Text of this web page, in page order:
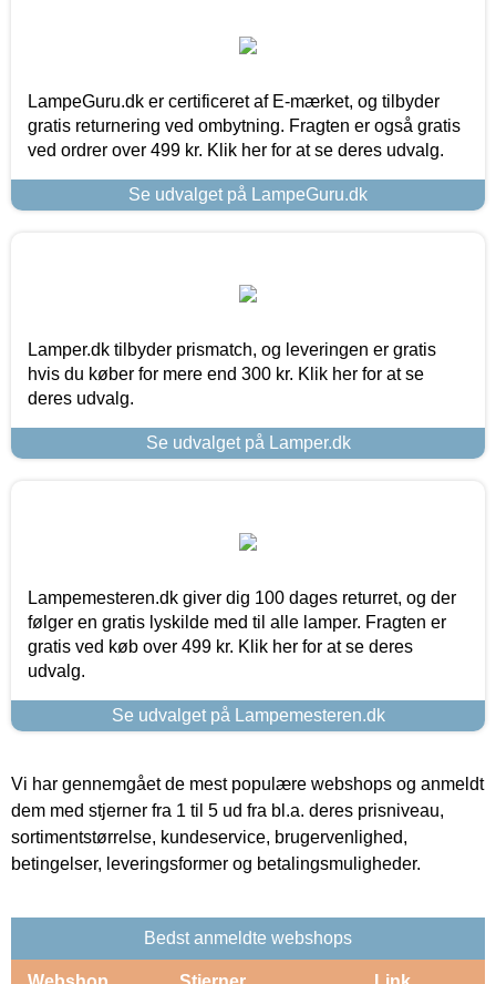
LampeGuru.dk er certificeret af E-mærket, og tilbyder
gratis returnering ved ombytning. Fragten er også gratis
ved ordrer over 499 kr. Klik her for at se deres udvalg.
Se udvalget på LampeGuru.dk
Lamper.dk tilbyder prismatch, og leveringen er gratis
hvis du køber for mere end 300 kr. Klik her for at se
deres udvalg.
Se udvalget på Lamper.dk
Lampemesteren.dk giver dig 100 dages returret, og der
følger en gratis lyskilde med til alle lamper. Fragten er
gratis ved køb over 499 kr. Klik her for at se deres
udvalg.
Se udvalget på Lampemesteren.dk
Vi har gennemgået de mest populære webshops og anmeldt
dem med stjerner fra 1 til 5 ud fra bl.a. deres prisniveau,
sortimentstørrelse, kundeservice, brugervenlighed,
betingelser, leveringsformer og betalingsmuligheder.
Bedst anmeldte webshops